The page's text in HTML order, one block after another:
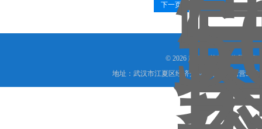
下一页
© 2026 武汉市艾德宝仪器设备
地址：武汉市江夏区经济开发区汤逊湖民营工业